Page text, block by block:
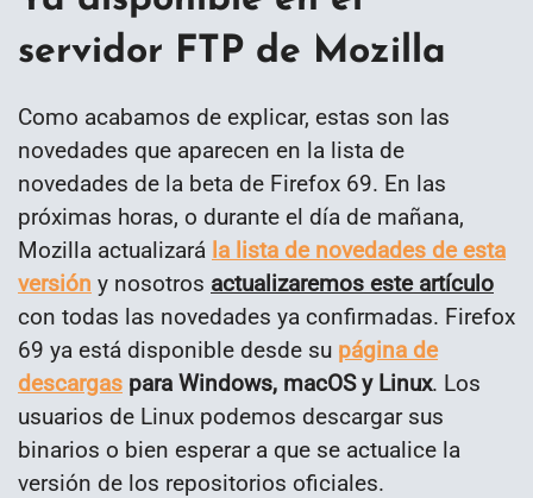
servidor FTP de Mozilla
Como acabamos de explicar, estas son las
novedades que aparecen en la lista de
novedades de la beta de Firefox 69. En las
próximas horas, o durante el día de mañana,
Mozilla actualizará la lista de novedades de esta
versión y nosotros actualizaremos este artículo
con todas las novedades ya confirmadas. Firefox
69 ya está disponible desde su página de
descargas para Windows, macOS y Linux. Los
usuarios de Linux podemos descargar sus
binarios o bien esperar a que se actualice la
versión de los repositorios oficiales.